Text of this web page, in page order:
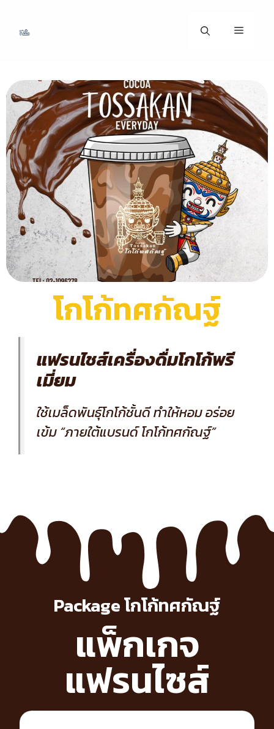
โกโก้ทศกัณฐ์
แฟรนไชส์เครื่องดื่มโกโก้พรี
เมี่ยม
ใช้เมล็ดพันธุ์โกโก้ชั้นดี ทำให้หอม อร่อย
เข้ม “ภายใต้แบรนด์ โกโก้ทศกัณฐ์”
Package โกโก้ทศกัณฐ์
แพ็กเกจ
แฟรนไซส์